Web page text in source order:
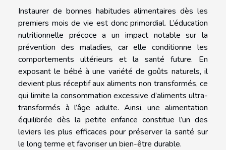
Instaurer de bonnes habitudes alimentaires dès les
premiers mois de vie est donc primordial. L’éducation
nutritionnelle précoce a un impact notable sur la
prévention des maladies, car elle conditionne les
comportements ultérieurs et la santé future. En
exposant le bébé à une variété de goûts naturels, il
devient plus réceptif aux aliments non transformés, ce
qui limite la consommation excessive d’aliments ultra-
transformés à l’âge adulte. Ainsi, une alimentation
équilibrée dès la petite enfance constitue l’un des
leviers les plus efficaces pour préserver la santé sur
le long terme et favoriser un bien-être durable.